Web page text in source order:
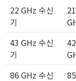
22 GHz 수신
기
43 GHz 수신
기
86 GHz 수신